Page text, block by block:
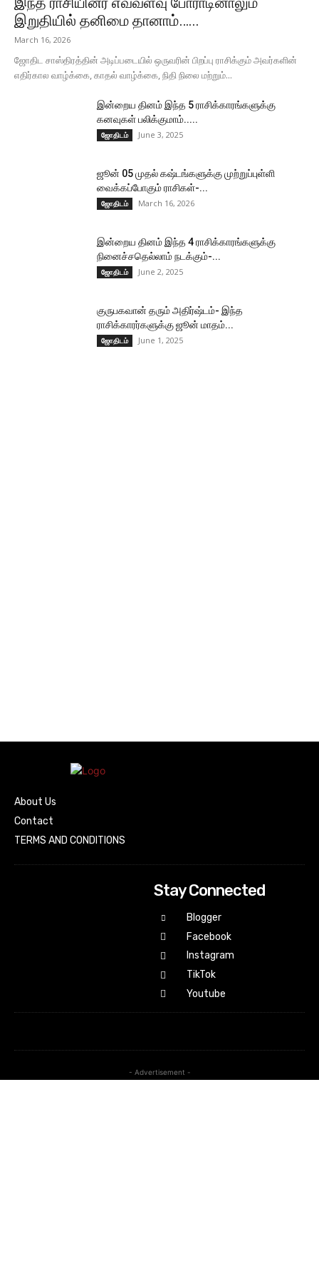
இறுதியில் தனிமை தானாம்…...
March 16, 2026
ஜோதிட சாஸ்திரத்தின் அடிப்படையில் ஒருவரின் பிறப்பு ராசிக்கும் அவர்களின்
எதிர்கால வாழ்க்கை, காதல் வாழ்க்கை, நிதி நிலை மற்றும்...
இன்றைய தினம் இந்த 5 ராசிக்காரங்களுக்கு
கனவுகள் பலிக்குமாம்.....
ஜோதிடம் June 3, 2025
ஜூன் 05 முதல் கஷ்டங்களுக்கு முற்றுப்புள்ளி
வைக்கப்போகும் ராசிகள்-...
ஜோதிடம் March 16, 2026
இன்றைய தினம் இந்த 4 ராசிக்காரங்களுக்கு
நினைச்சதெல்லாம் நடக்கும்-...
ஜோதிடம் June 2, 2025
குருபகவான் தரும் அதிர்ஷ்டம்- இந்த
ராசிக்காரர்களுக்கு ஜூன் மாதம்...
ஜோதிடம் June 1, 2025
About Us
Contact
TERMS AND CONDITIONS
Stay Connected
Blogger
Facebook
Instagram
TikTok
Youtube
- Advertisement -